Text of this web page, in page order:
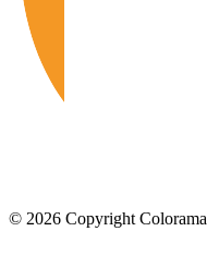
© 2026 Copyright Colorama